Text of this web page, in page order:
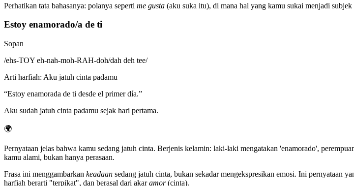
Perhatikan tata bahasanya: polanya seperti me gusta (aku suka itu), di mana hal yang kamu sukai menjadi subjek
Estoy enamorado/a de ti
Sopan
/ehs-TOY eh-nah-moh-RAH-doh/dah deh tee/
Arti harfiah: Aku jatuh cinta padamu
“Estoy enamorada de ti desde el primer día.”
Aku sudah jatuh cinta padamu sejak hari pertama.
🌍
Pernyataan jelas bahwa kamu sedang jatuh cinta. Berjenis kelamin: laki-laki mengatakan 'enamorado',
kamu alami, bukan hanya perasaan.
Frasa ini menggambarkan keadaan sedang jatuh cinta, bukan sekadar mengekspresikan emosi. Ini pernyataan
harfiah berarti "terpikat", dan berasal dari akaramor(cinta).